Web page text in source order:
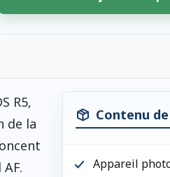
R5,
de la
Contenu
Appareil